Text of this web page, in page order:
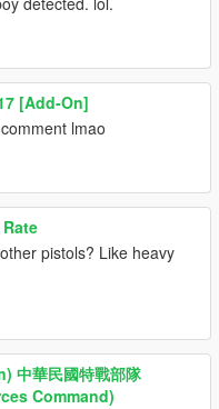
[Add-On]
lmao
pistols? Like heavy
中華民國特戰部隊
Command)